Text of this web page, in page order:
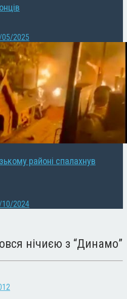
05/2025
районі спалахнув
2024
нічиєю з “Динамо”